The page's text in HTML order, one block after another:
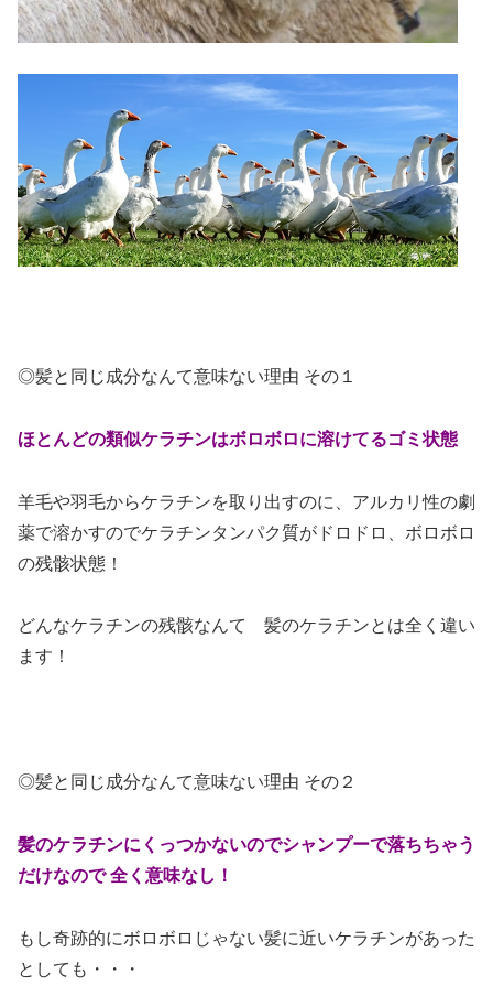
◎髪と同じ成分なんて意味ない理由 その１
ほとんどの類似ケラチンはボロボロに溶けてるゴミ状態
羊毛や羽毛からケラチンを取り出すのに、アルカリ性の劇
薬で溶かすのでケラチンタンパク質がドロドロ、ボロボロ
の残骸状態！
どんなケラチンの残骸なんて 髪のケラチンとは全く違い
ます！
◎髪と同じ成分なんて意味ない理由 その２
髪のケラチンに くっつかないのでシャンプーで落ちちゃう
だけなので全く意味なし！
もし奇跡的にボロボロじゃない髪に近いケラチンがあった
としても・・・